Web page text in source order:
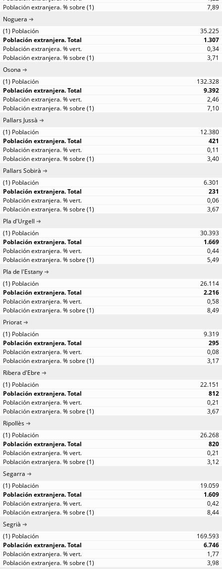
7,89
Noguera
35.225
1.307
0,34
3,71
Osona
132.328
9.392
2,46
7,10
Pallars Jussà
12.380
421
0,11
3,40
Pallars Sobirà
6.301
231
0,06
3,67
Pla d'Urgell
30.393
1.669
0,44
5,49
Pla de l'Estany
26.114
2.216
0,58
8,49
Priorat
9.319
295
0,08
3,17
Ribera d'Ebre
22.151
812
0,21
3,67
Ripollès
26.268
820
0,21
3,12
Segarra
19.059
1.609
0,42
8,44
Segrià
169.593
6.746
1,77
3,98